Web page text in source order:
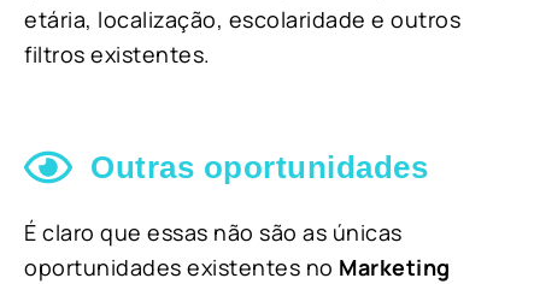
etária, localização, escolaridade e outros
filtros existentes.
Outras oportunidades
É claro que essas não são as únicas
oportunidades existentes no Marketing